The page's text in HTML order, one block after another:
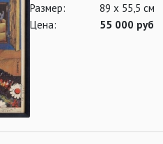
Размер:
89 х 55,5 см
Цена:
55 000 руб